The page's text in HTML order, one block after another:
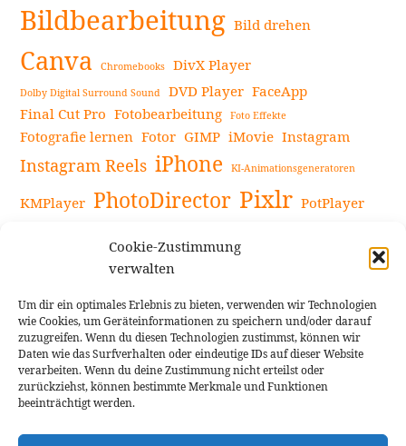
Cookie-Zustimmung
verwalten
Um dir ein optimales Erlebnis zu bieten, verwenden wir Technologien
wie Cookies, um Geräteinformationen zu speichern und/oder darauf
zuzugreifen. Wenn du diesen Technologien zustimmst, können wir
Daten wie das Surfverhalten oder eindeutige IDs auf dieser Website
verarbeiten. Wenn du deine Zustimmung nicht erteilst oder
zurückziehst, können bestimmte Merkmale und Funktionen
beeinträchtigt werden.
Bildbearbeitung Bild drehen
Canva Chromebooks DivX Player
Dolby Digital Surround Sound DVD Player FaceApp
Final Cut Pro Fotobearbeitung Foto Effekte
Fotografie lernen Fotor GIMP iMovie Instagram
Instagram Reels iPhone KI-Animationsgeneratoren
KMPlayer PhotoDirector Pixlr PotPlayer
Snapseed
Videoaufnahmen Tipps Videobearbeitung
Videoeffekte Vlogit YouTube-Kanal YouTube-Videos